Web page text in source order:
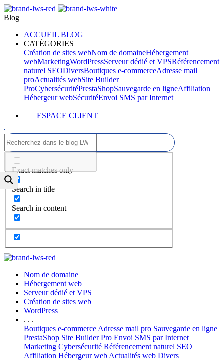
Blog
ACCUEIL BLOG
CATÉGORIES
Création de sites webNom de domaineHébergement
webMarketingWordPressServeur dédié et VPSRéférencement
naturel SEODiversBoutiques e-commerceAdresse mail
proActualités webSite Builder
ProCybersécuritéPrestaShopSauvegarde en ligneAffiliation
Hébergeur webSécuritéEnvoi SMS par Internet
ESPACE CLIENT
Exact matches only
Search in title
Search in content
Nom de domaine
Hébergement web
Serveur dédié et VPS
Création de sites web
WordPress
. . .
Boutiques e-commerce Adresse mail pro Sauvegarde en ligne
PrestaShop Site Builder Pro Envoi SMS par Internet
Marketing Cybersécurité Référencement naturel SEO
Affiliation Hébergeur web Actualités web Divers